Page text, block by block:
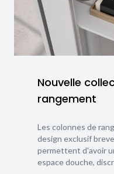
Nouvelle
rangement
Les colonnes de
design exclusif
permettent d'avoir
espace douche,